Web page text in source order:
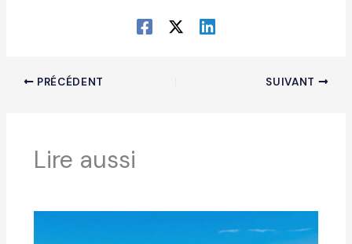
PRÉCÉDENT SUIVANT
Lire aussi